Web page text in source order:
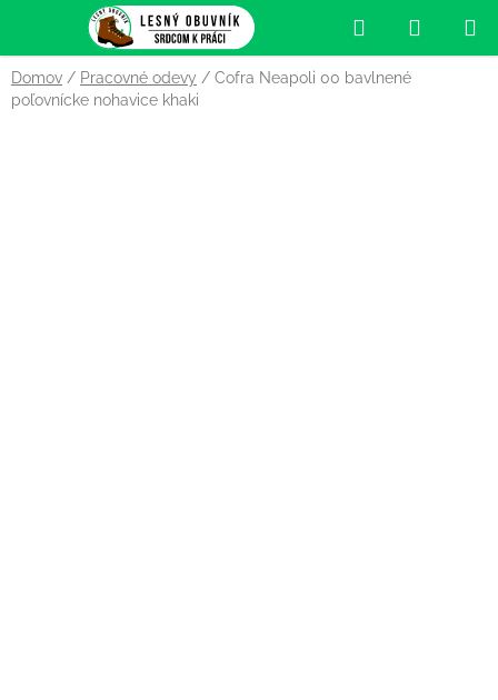
obsah
Hľadať
KOŠÍK
Domov / Pracovné odevy / Cofra Neapoli 00 bavlnené
poľovnícke nohavice khaki